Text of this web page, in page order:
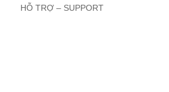
HỖ TRỢ – SUPPORT